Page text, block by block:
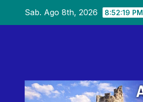
Sab. Ago 8th, 2026 8:52:21 PM